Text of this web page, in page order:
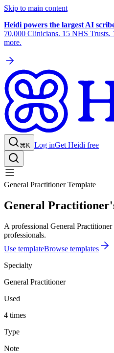
Skip to main content
Heidi powers the largest AI
70,000 Clinicians. 15 NHS Trusts.
more.
⌘K Log inGet Heidi free
General Practitioner Template
General
A professional General
professionals.
Use templateBrowse templates
Specialty
General Practitioner
Used
4 times
Type
Note